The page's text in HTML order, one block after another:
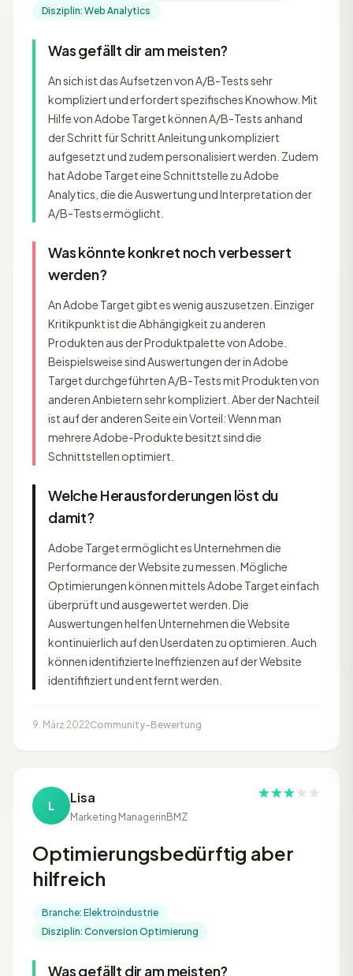
Disziplin: Web Analytics
Was gefällt dir am meisten?
An sich ist das Aufsetzen von A/B-Tests sehr
kompliziert und erfordert spezifisches Knowhow. Mit
Hilfe von Adobe Target können A/B-Tests anhand
der Schritt für Schritt Anleitung unkompliziert
aufgesetzt und zudem personalisiert werden. Zudem
hat Adobe Target eine Schnittstelle zu Adobe
Analytics, die die Auswertung und Interpretation der
A/B-Tests ermöglicht.
Was könnte konkret noch verbessert
werden?
An Adobe Target gibt es wenig auszusetzen. Einziger
Kritikpunkt ist die Abhängigkeit zu anderen
Produkten aus der Produktpalette von Adobe.
Beispielsweise sind Auswertungen der in Adobe
Target durchgeführten A/B-Tests mit Produkten von
anderen Anbietern sehr kompliziert. Aber der Nachteil
ist auf der anderen Seite ein Vorteil: Wenn man
mehrere Adobe-Produkte besitzt sind die
Schnittstellen optimiert.
Welche Herausforderungen löst du
damit?
Adobe Target ermöglicht es Unternehmen die
Performance der Website zu messen. Mögliche
Optimierungen können mittels Adobe Target einfach
überprüft und ausgewertet werden. Die
Auswertungen helfen Unternehmen die Website
kontinuierlich auf den Userdaten zu optimieren. Auch
können identifizierte Ineffizienzen auf der Website
identififiziert und entfernt werden.
9. März 2022Community-Bewertung
L Lisa
Marketing Managerin BMZ
Optimierungsbedürftig aber
hilfreich
Branche: Elektroindustrie
Disziplin: Conversion Optimierung
Was gefällt dir am meisten?